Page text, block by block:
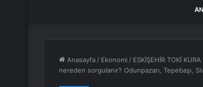
Anasayfa / Ekonomi / ESKİŞEHİR TOKİ
nereden sorgulanır? Odunpazarı, Tepebaşı,